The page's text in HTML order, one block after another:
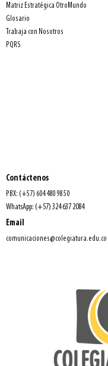
Matriz Estratégica OtroMundo
Glosario
Trabaja con Nosotros
PQRS
Contáctenos
PBX: (+57) 604 480 98 50
WhatsApp: (+57) 324 637 2084
Email
comunicaciones@colegiatura.edu.co